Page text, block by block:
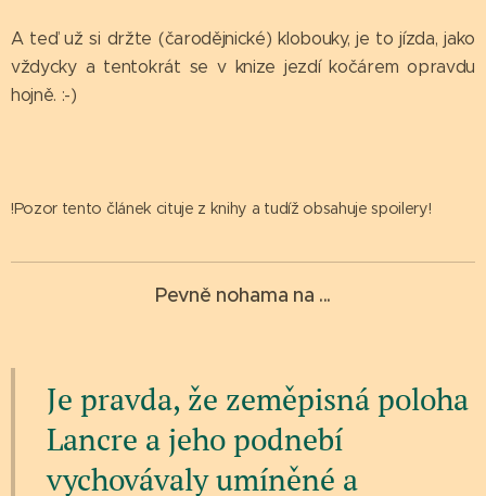
A teď už si držte (čarodějnické) klobouky, je to jízda, jako
vždycky a tentokrát se v knize jezdí kočárem opravdu
hojně. :-)
!Pozor tento článek cituje z knihy a tudíž obsahuje spoilery!
Pevně nohama na ...
Je pravda, že zeměpisná poloha
Lancre a jeho podnebí
vychovávaly umíněné a